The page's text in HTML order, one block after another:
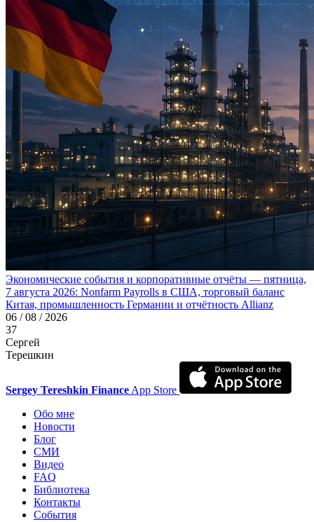
Экономические события и корпоративные отчёты — пятница,
7 августа 2026: Nonfarm Payrolls в США, торговый баланс
Китая, промышленность Германии и отчётность Allianz
06 / 08 / 2026
37
Сергей
Терешкин
Sergey Tereshkin Finance App Store
Обо мне
Новости
Блог
СМИ
Видео
FAQ
Библиотека
Контакты
События